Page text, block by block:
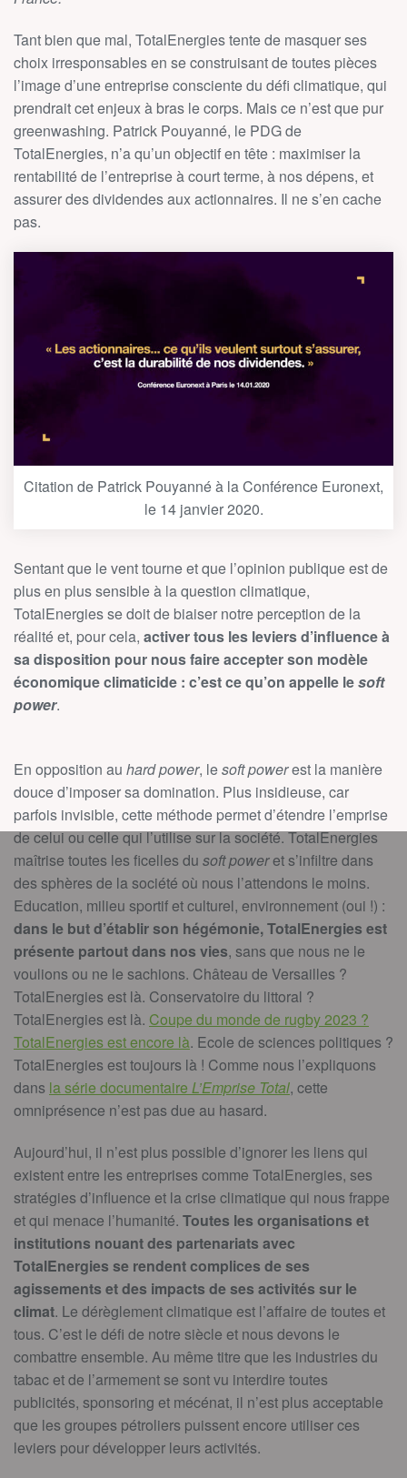
Tant bien que mal, TotalEnergies tente de masquer ses
choix irresponsables en se construisant de toutes pièces
l’image d’une entreprise consciente du défi climatique, qui
prendrait cet enjeux à bras le corps. Mais ce n’est que pur
greenwashing. Patrick Pouyanné, le PDG de
TotalEnergies, n’a qu’un objectif en tête : maximiser la
rentabilité de l’entreprise à court terme, à nos dépens, et
assurer des dividendes aux actionnaires. Il ne s’en cache
pas.
Citation de Patrick Pouyanné à la Conférence Euronext,
le 14 janvier 2020.
Sentant que le vent tourne et que l’opinion publique est de
plus en plus sensible à la question climatique,
TotalEnergies se doit de biaiser notre perception de la
réalité et, pour cela, activer tous les leviers d’influence à
sa disposition pour nous faire accepter son modèle
économique climaticide : c’est ce qu’on appelle lesoft
power.
En opposition au hard power, lesoft powerest la manière
douce d’imposer sa domination. Plus insidieuse, car
parfois invisible, cette méthode permet d’étendre l’emprise
de celui ou celle qui l’utilise sur la société. TotalEnergies
maîtrise toutes les ficelles du soft poweret s’infiltre dans
des sphères de la société où nous l’attendons le moins.
Education, milieu sportif et culturel, environnement (oui !) :
dans le but d’établir son hégémonie, TotalEnergies est
présente partout dans nos vies, sans que nous ne le
voulions ou ne le sachions. Château de Versailles ?
TotalEnergies est là. Conservatoire du littoral ?
TotalEnergies est là. Coupe du monde de rugby 2023 ?
TotalEnergies est encore là. Ecole de sciences politiques ?
TotalEnergies est toujours là ! Comme nous l’expliquons
dans la série documentaire L’Emprise Total, cette
omniprésence n’est pas due au hasard.
Aujourd’hui, il n’est plus possible d’ignorer les liens qui
existent entre les entreprises comme TotalEnergies, ses
stratégies d’influence et la crise climatique qui nous frappe
et qui menace l’humanité. Toutes les organisations et
institutions nouant des partenariats avec
TotalEnergies se rendent complices de ses
agissements et des impacts de ses activités sur le
climat. Le dérèglement climatique est l’affaire de toutes et
tous. C’est le défi de notre siècle et nous devons le
combattre ensemble. Au même titre que les industries du
tabac et de l’armement se sont vu interdire toutes
publicités, sponsoring et mécénat, il n’est plus acceptable
que les groupes pétroliers puissent encore utiliser ces
leviers pour développer leurs activités.